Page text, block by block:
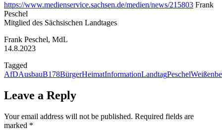
https://www.medienservice.sachsen.de/medien/news/215803 Frank
Peschel
Mitglied des Sächsischen Landtages
Frank Peschel, MdL
14.8.2023
Tagged
AfDAusbauB178BürgerHeimatInformationLandtagPeschel
Leave a Reply
Your email address will not be published. Required fields are
marked *